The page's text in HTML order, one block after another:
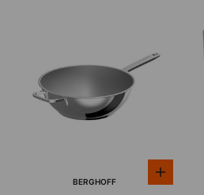
הוספה לסלBERGHOFF